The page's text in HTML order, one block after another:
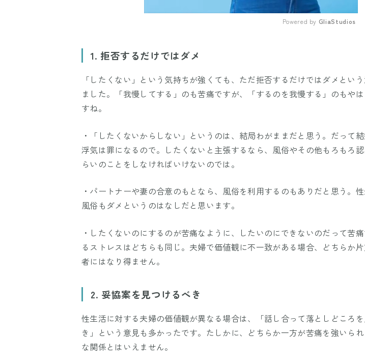
Powered by GliaStudios
1. 拒否するだけではダメ
「したくない」という気持ちが強くても、ただ拒否するだけではダメとい
ました。「我慢してする」のも苦痛ですが、「するのを我慢する」のもや
すね。
・「したくないからしない」というのは、結局わがままだと思う。だって結
浮気は罪になるので。したくないと主張するなら、風俗やその他もろもろ認
らいのことをしなければいけないのでは。
・パートナーや妻の合意のもとなら、風俗を利用するのもありだと思う。性
風俗もダメというのはなしだと思います。
・したくないのにするのが苦痛なように、したいのにできないのだって苦
るストレスはどちらも同じ。夫婦で価値観に不一致がある場合、どちらか
者にはなり得ません。
2. 妥協案を見つけるべき
性生活に対する夫婦の価値観が異なる場合は、「話し合って落としどころ
き」という意見も多かったです。たしかに、どちらか一方が苦痛を強いら
な関係とはいえません。